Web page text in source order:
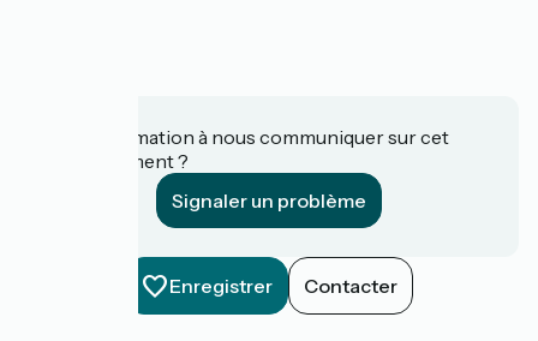
Une information à nous communiquer sur cet
établissement ?
Signaler un problème
Enregistrer Contacter